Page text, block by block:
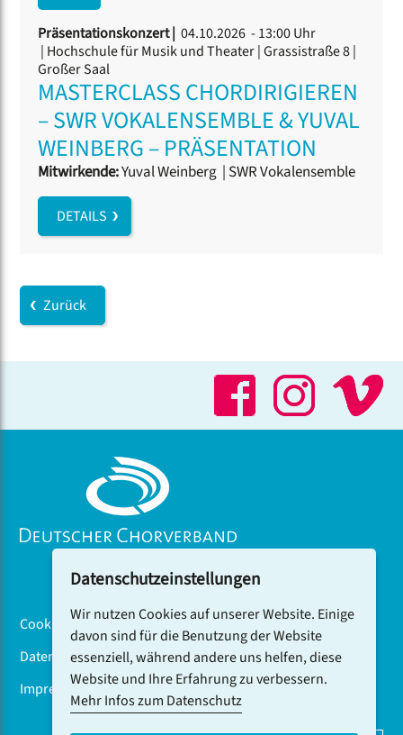
Präsentationskonzert | 04.10.2026 - 13:00 Uhr
| Hochschule für Musik und Theater | Grassistraße 8 |
Großer Saal
MASTERCLASS CHORDIRIGIEREN
– SWR VOKALENSEMBLE & YUVAL
WEINBERG – PRÄSENTATION
Mitwirkende:Yuval Weinberg | SWR Vokalensemble
DETAILS
Zurück
Cookiebanner
Datenschutz
Impressum
Datenschutzeinstellungen
Wir nutzen Cookies auf unserer Website. Einige
davon sind für die Benutzung der Website
essenziell, während andere uns helfen, diese
Website und Ihre Erfahrung zu verbessern.
Mehr Infos zum Datenschutz